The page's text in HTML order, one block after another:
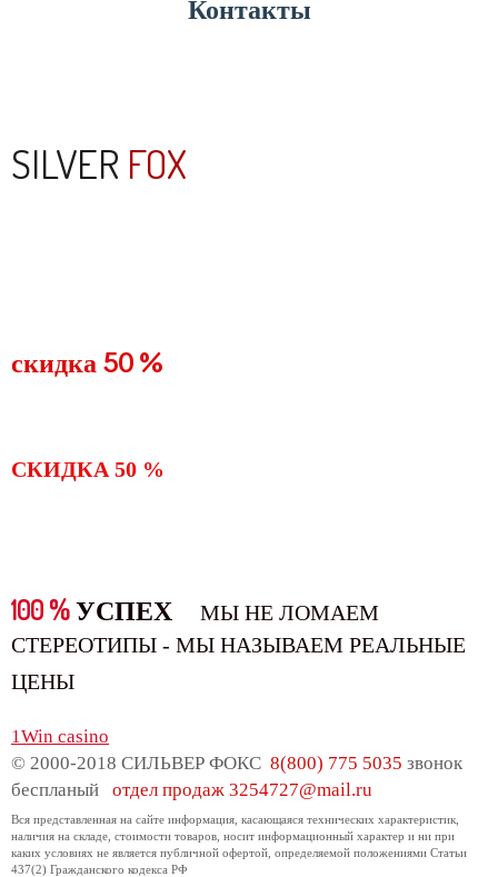
Контакты
SILVER FOX
скидка 50 %
СКИДКА 50 %
100 %УСПЕХ
МЫ НЕ ЛОМАЕМ
СТЕРЕОТИПЫ - МЫ НАЗЫВАЕМ РЕАЛЬНЫЕ
ЦЕНЫ
1Win casino
© 2000-2018 СИЛЬВЕР ФОКС 8(800) 775 5035 звонок
беспланый
отдел продаж 3254727@mail.ru
Вся представленная на сайте информация, касающаяся технических характеристик,
наличия на складе, стоимости товаров, носит информационный характер и ни при
каких условиях не является публичной офертой, определяемой положениями Статьи
437(2) Гражданского кодекса РФ